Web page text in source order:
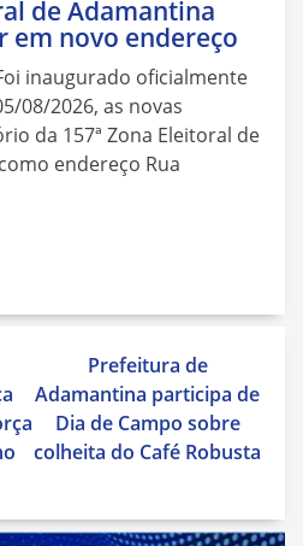
de Adamantina
em novo endereço
inaugurado oficialmente
08/2026, as novas
da 157ª Zona Eleitoral de
endereço Rua
Prefeitura de
Adamantina participa de
Dia de Campo sobre
colheita do Café Robusta